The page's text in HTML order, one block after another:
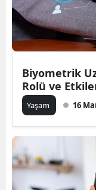
Biyometrik
Rolü ve
Yaşam 16